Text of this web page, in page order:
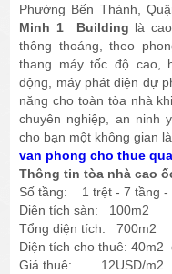
Phường Bến Thành,
Minh 1 Building là
thông thoáng, theo
thang máy tốc độ cao,
động, máy phát điện dự
năng cho toàn tòa nhà
chuyên nghiệp, an ninh
cho bạn một không gian
van phong cho thue
Thông tin tòa nhà cao
Số tầng: 1 trệt - 7 tầng -
Diện tích sàn: 100m2
Tổng diện tích: 700m2
Diện tích cho thuê: 40m2
Giá thuê: 12USD/m2